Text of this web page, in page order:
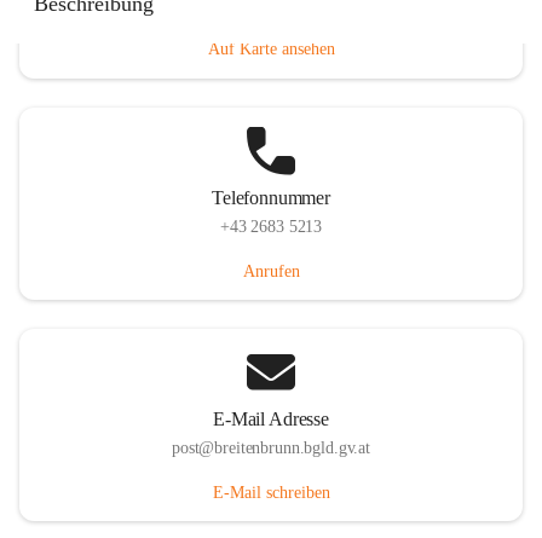
Auf Karte ansehen
Telefonnummer
+43 2683 5213
Anrufen
E-Mail Adresse
post@breitenbrunn.bgld.gv.at
E-Mail schreiben